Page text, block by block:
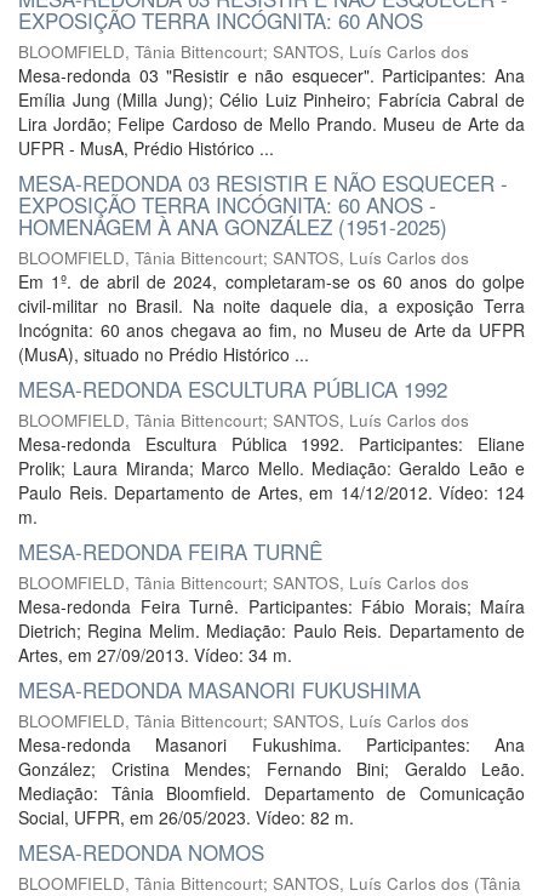
EXPOSIÇÃO TERRA INCÓGNITA: 60 ANOS
BLOOMFIELD, Tânia Bittencourt; SANTOS, Luís Carlos dos
Mesa-redonda 03 "Resistir e não esquecer". Participantes: Ana
Emília Jung (Milla Jung); Célio Luiz Pinheiro; Fabrícia Cabral de
Lira Jordão; Felipe Cardoso de Mello Prando. Museu de Arte da
UFPR - MusA, Prédio Histórico ...
MESA-REDONDA 03 RESISTIR E NÃO ESQUECER -
EXPOSIÇÃO TERRA INCÓGNITA: 60 ANOS -
HOMENAGEM À ANA GONZÁLEZ (1951-2025)
BLOOMFIELD, Tânia Bittencourt; SANTOS, Luís Carlos dos
Em 1º. de abril de 2024, completaram-se os 60 anos do golpe
civil-militar no Brasil. Na noite daquele dia, a exposição Terra
Incógnita: 60 anos chegava ao fim, no Museu de Arte da UFPR
(MusA), situado no Prédio Histórico ...
MESA-REDONDA ESCULTURA PÚBLICA 1992
BLOOMFIELD, Tânia Bittencourt; SANTOS, Luís Carlos dos
Mesa-redonda Escultura Pública 1992. Participantes: Eliane
Prolik; Laura Miranda; Marco Mello. Mediação: Geraldo Leão e
Paulo Reis. Departamento de Artes, em 14/12/2012. Vídeo: 124
m.
MESA-REDONDA FEIRA TURNÊ
BLOOMFIELD, Tânia Bittencourt; SANTOS, Luís Carlos dos
Mesa-redonda Feira Turnê. Participantes: Fábio Morais; Maíra
Dietrich; Regina Melim. Mediação: Paulo Reis. Departamento de
Artes, em 27/09/2013. Vídeo: 34 m.
MESA-REDONDA MASANORI FUKUSHIMA
BLOOMFIELD, Tânia Bittencourt; SANTOS, Luís Carlos dos
Mesa-redonda Masanori Fukushima. Participantes: Ana
González; Cristina Mendes; Fernando Bini; Geraldo Leão.
Mediação: Tânia Bloomfield. Departamento de Comunicação
Social, UFPR, em 26/05/2023. Vídeo: 82 m.
MESA-REDONDA NOMOS
BLOOMFIELD, Tânia Bittencourt; SANTOS, Luís Carlos dos (Tânia